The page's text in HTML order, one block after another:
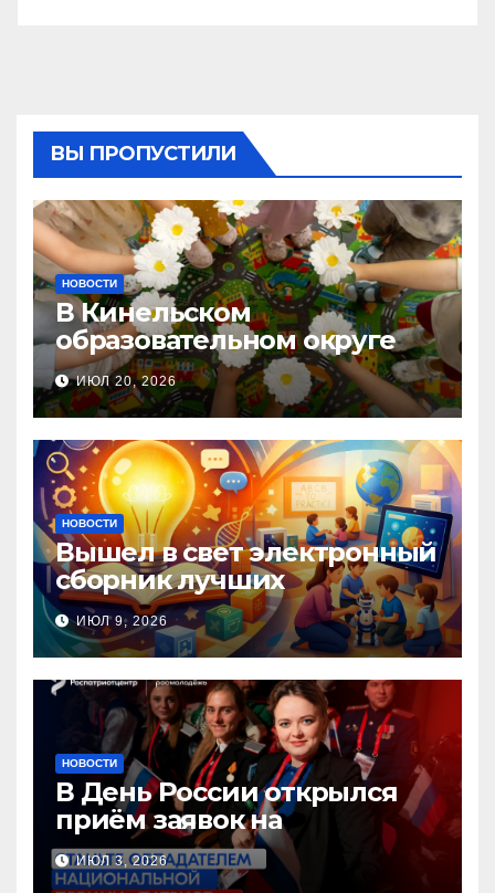
ВЫ ПРОПУСТИЛИ
НОВОСТИ
В Кинельском
образовательном округе
прошла Неделя правовой
помощи, посвящённая Дню
семьи, любви и верности
ИЮЛ 20, 2026
НОВОСТИ
Вышел в свет электронный
сборник лучших
инновационных практик
педагогов дошкольного
образования!
ИЮЛ 9, 2026
НОВОСТИ
В День России открылся
приём заявок на
Национальную премию
«Патриот»
ИЮЛ 3, 2026